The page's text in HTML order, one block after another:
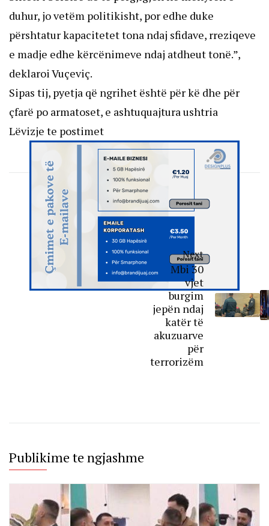
duhur, jo vetëm politikisht, por edhe duke
përshtatur kapacitetet tona ndaj sfidave, rreziqeve
e madje edhe kërcënimeve ndaj atdheut tonë.”,
deklaroi Vuçeviç.
Sipas tij, pyetja që ngrihet është për kë dhe për
çfarë po armatoset, e ashtuquajtura ushtria
Lëvizje te postimet
Next
Mbi 30
vjet
burgim
jepën ndaj
katër të
akuzuarve
për
terrorizëm
Publikime te ngjashme